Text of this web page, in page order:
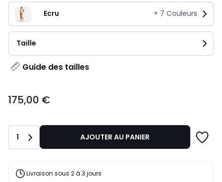
Ecru + 7 Couleurs
Taille
Guide des tailles
€.
175,00 €
Quantité
1 AJOUTER AU PANIER
Livraison sous 2 à 3 jours